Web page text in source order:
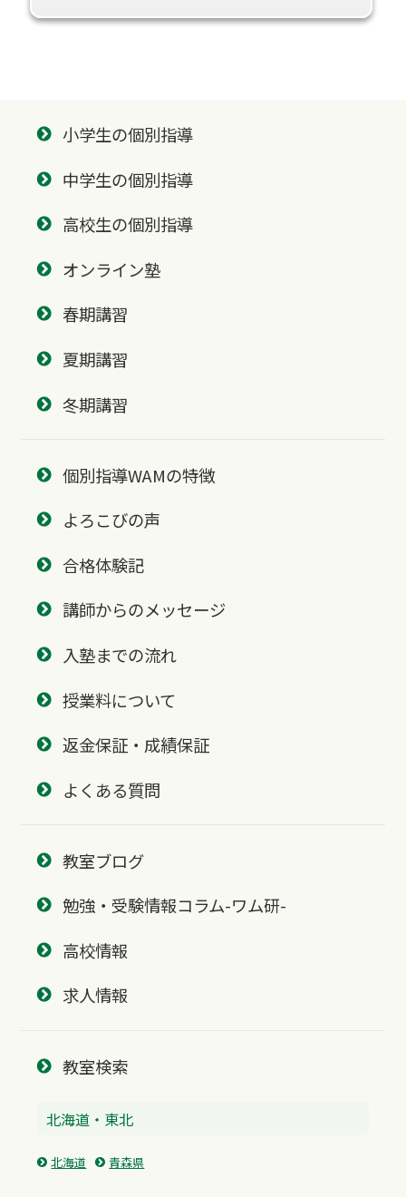
小学生の個別指導
中学生の個別指導
高校生の個別指導
オンライン塾
春期講習
夏期講習
冬期講習
個別指導WAMの特徴
よろこびの声
合格体験記
講師からのメッセージ
入塾までの流れ
授業料について
返金保証・成績保証
よくある質問
教室ブログ
勉強・受験情報コラム-ワム研-
高校情報
求人情報
教室検索
北海道・東北
北海道 青森県